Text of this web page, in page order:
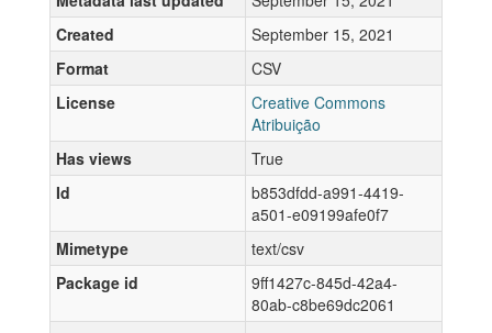
Created
September 15, 2021
Format
CSV
License
Creative Commons
Atribuição
Has views
True
Id
b853dfdd-a991-4419-
a501-e09199afe0f7
Mimetype
text/csv
Package id
9ff1427c-845d-42a4-
80ab-c8be69dc2061